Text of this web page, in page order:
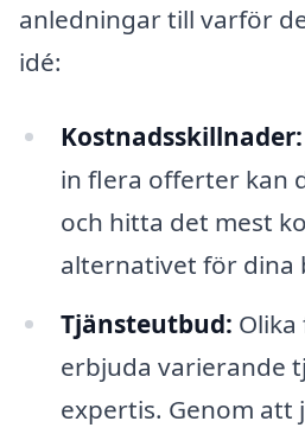
anledningar till varför
idé:
Kostnadsskillnader:
in flera offerter kan
och hitta det mest
alternativet för dina
Tjänsteutbud:
erbjuda varierande
expertis. Genom att